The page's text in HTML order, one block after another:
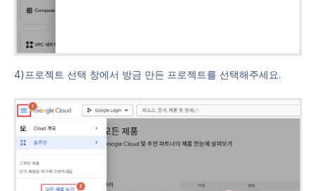
4)프로젝트 선택 창에서 방금 만든 프로젝트를 선택해주세요.